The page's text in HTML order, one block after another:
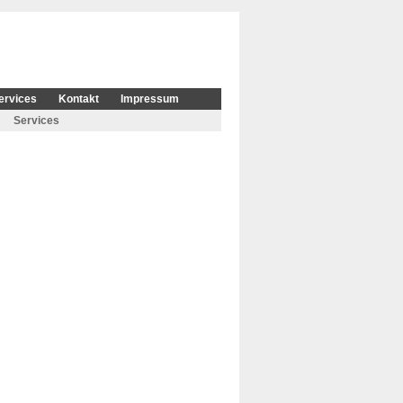
Kontakt
Impressum
Services